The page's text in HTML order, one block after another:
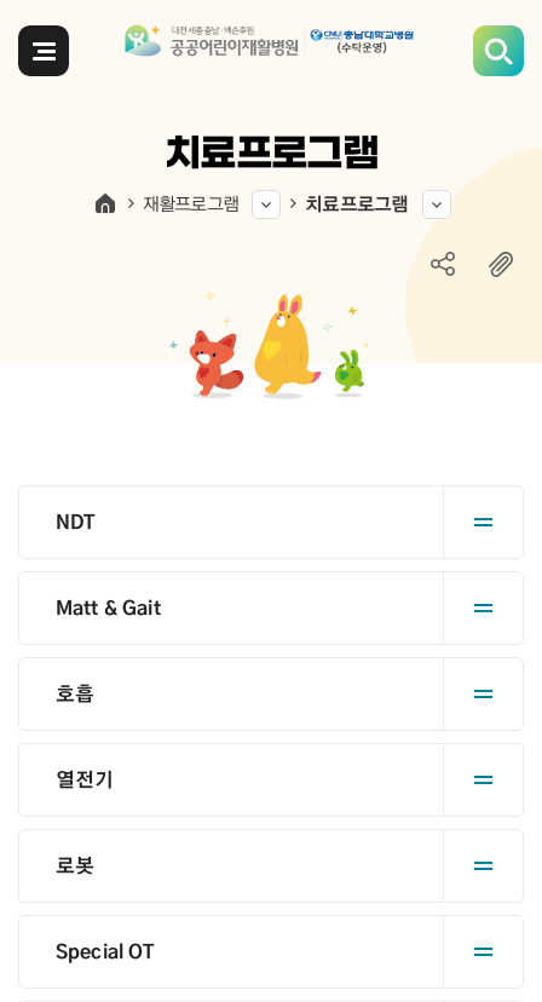
전체메뉴
치료프로그램
재활프로그램 치료프로그램
NDT
Matt & Gait
호흡
열전기
로봇
Special OT